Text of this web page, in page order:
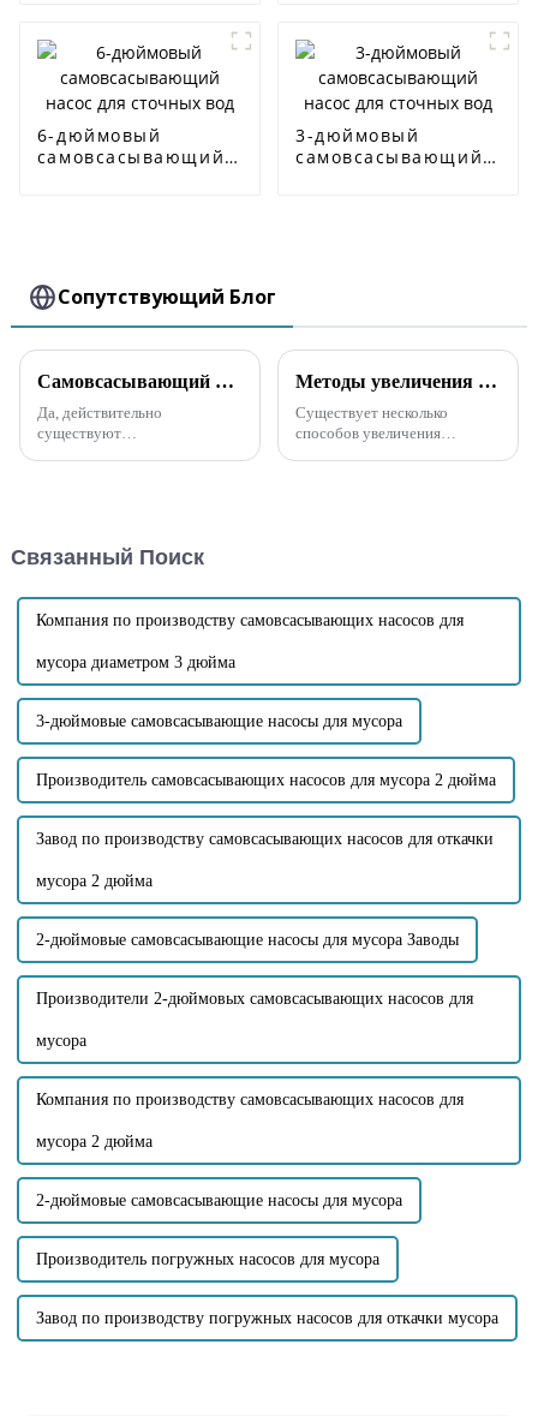
6-дюймовый
самовсасывающий
3-дюймовый
самовсасывающий
Сопутствующий Блог
Самовсасывающий насос для сточных вод, способный перекачивать твердые частицы
Да, действительно
существуют
перекачивания сточных вод
содержащих примеси, такие
как твердые частицы...
Методы увеличения производительности самовсасывания незасоряющихся самовсасывающих насосов для сточных вод
Существует несколько
способов увеличения
запуском насоса для сточных
вод...
Связанный Поиск
Компания по производству самовсасывающих насосов для
мусора диаметром 3 дюйма
3-дюймовые самовсасывающие насосы для мусора
Производитель самовсасывающих насосов для мусора 2 дюйма
Завод по производству самовсасывающих насосов для откачки
мусора 2 дюйма
2-дюймовые самовсасывающие насосы для мусора Заводы
Производители 2-дюймовых самовсасывающих насосов для
мусора
Компания по производству самовсасывающих насосов для
мусора 2 дюйма
2-дюймовые самовсасывающие насосы для мусора
Производитель погружных насосов для мусора
Завод по производству погружных насосов для откачки мусора